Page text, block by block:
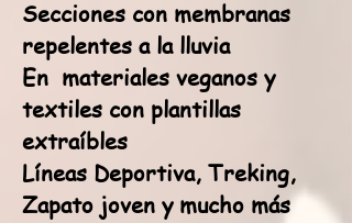
Secciones con membranas
repelentes a la lluvia
En materiales veganos y
textiles con plantillas
extraíbles
Líneas Deportiva, Treking,
Zapato joven y mucho más